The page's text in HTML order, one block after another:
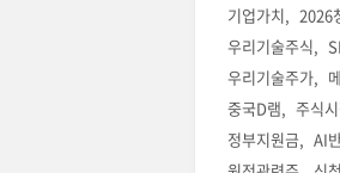
기업가치
2026
우리기술주식
우리기술주가
중국D램
주식
정부지원금
AI